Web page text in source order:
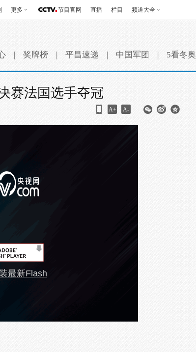
更多 节目官网 直播 栏目 频道大全
| 奖牌榜 | 平昌速递 | 中国军团 | 5看冬奥
赛法国选手夺冠
A+ A-
最新Flash